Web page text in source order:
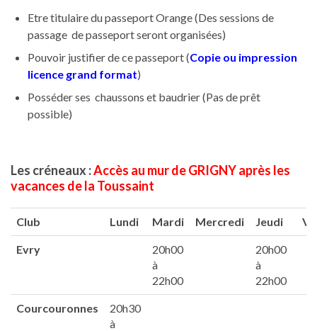
Etre titulaire du passeport Orange (Des sessions de
passage de passeport seront organisées)
Pouvoir justifier de ce passeport (Copie ou impression
licence grand format)
Posséder ses chaussons et baudrier (Pas de prêt
possible)
Les créneaux :Accès au mur de GRIGNY après les
vacances de la Toussaint
Club Lundi Mardi Mercredi Jeudi
Evry
20h00
à
22h00
20h00
à
22h00
Courcouronnes
20h30
à